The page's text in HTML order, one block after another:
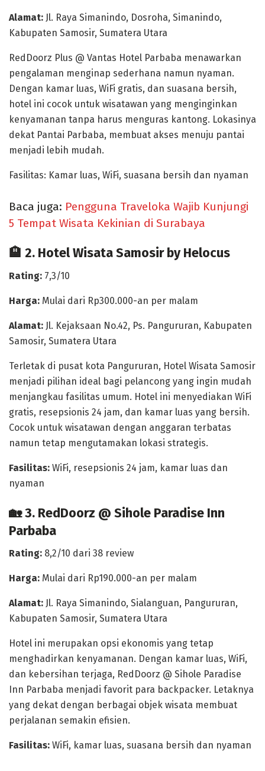
Alamat: Jl. Raya Simanindo, Dosroha, Simanindo,
Kabupaten Samosir, Sumatera Utara
RedDoorz Plus @ Vantas Hotel Parbaba menawarkan
pengalaman menginap sederhana namun nyaman.
Dengan kamar luas, WiFi gratis, dan suasana bersih,
hotel ini cocok untuk wisatawan yang menginginkan
kenyamanan tanpa harus menguras kantong. Lokasinya
dekat Pantai Parbaba, membuat akses menuju pantai
menjadi lebih mudah.
Fasilitas: Kamar luas, WiFi, suasana bersih dan nyaman
Baca juga: Pengguna Traveloka Wajib Kunjungi
5 Tempat Wisata Kekinian di Surabaya
🏨 2. Hotel Wisata Samosir by Helocus
Rating: 7,3/10
Harga: Mulai dari Rp300.000-an per malam
Alamat: Jl. Kejaksaan No.42, Ps. Pangururan, Kabupaten
Samosir, Sumatera Utara
Terletak di pusat kota Pangururan, Hotel Wisata Samosir
menjadi pilihan ideal bagi pelancong yang ingin mudah
menjangkau fasilitas umum. Hotel ini menyediakan WiFi
gratis, resepsionis 24 jam, dan kamar luas yang bersih.
Cocok untuk wisatawan dengan anggaran terbatas
namun tetap mengutamakan lokasi strategis.
Fasilitas: WiFi, resepsionis 24 jam, kamar luas dan
nyaman
🏡 3. RedDoorz @ Sihole Paradise Inn
Parbaba
Rating: 8,2/10 dari 38 review
Harga: Mulai dari Rp190.000-an per malam
Alamat: Jl. Raya Simanindo, Sialanguan, Pangururan,
Kabupaten Samosir, Sumatera Utara
Hotel ini merupakan opsi ekonomis yang tetap
menghadirkan kenyamanan. Dengan kamar luas, WiFi,
dan kebersihan terjaga, RedDoorz @ Sihole Paradise
Inn Parbaba menjadi favorit para backpacker. Letaknya
yang dekat dengan berbagai objek wisata membuat
perjalanan semakin efisien.
Fasilitas: WiFi, kamar luas, suasana bersih dan nyaman